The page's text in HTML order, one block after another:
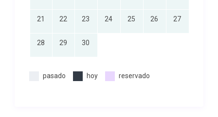
21 22 23 24 25 26 27
28 29 30
pasado hoy reservado